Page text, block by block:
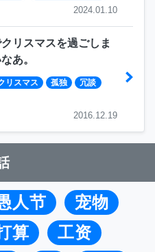
2024.01.10
リスマスを過ごしま
あ。
リスマス 孤独
冗談
2016.12.19
人节
宠物
算
工资